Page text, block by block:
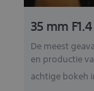
35 mm
De meest
en productie
achtige bokeh